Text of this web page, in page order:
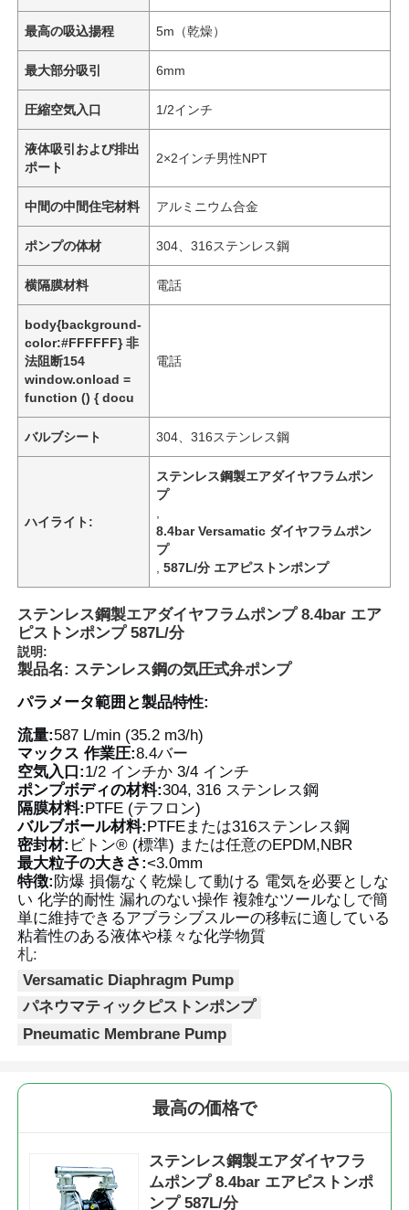
ホーム
製品
ビデオ
品質管理
最高の吸込揚程 5m（乾燥）
最大部分吸引 6mm
圧縮空気入口 1/2インチ
液体吸引および排出
ポート
2×2インチ男性NPT
中間の中間住宅材料 アルミニウム合金
ポンプの体材 304、316ステンレス鋼
横隔膜材料 電話
body{background-
color:#FFFFFF} 非
法阻断154
window.onload =
function () { docu
電話
バルブシート 304、316ステンレス鋼
ハイライト:
ステンレス鋼製エアダイヤフラムポン
プ
8.4bar Versamatic ダイヤフラムポン
プ
,587L/分 エアピストンポンプ
ステンレス鋼製エアダイヤフラムポンプ 8.4bar エア
ピストンポンプ 587L/分
説明:
製品名: ステンレス鋼の気圧式弁ポンプ
パラメータ範囲と製品特性:
流量:587 L/min (35.2 m3/h)
マックス 作業圧:8.4バー
空気入口:1/2 インチか 3/4 インチ
ポンプボディの材料:304, 316 ステンレス鋼
隔膜材料:PTFE (テフロン)
バルブボール材料:PTFEまたは316ステンレス鋼
密封材: ビトン® (標準) または任意のEPDM,NBR
最大粒子の大きさ:<3.0mm
特徴: 防爆 損傷なく乾燥して動ける 電気を必要としな
い 化学的耐性 漏れのない操作 複雑なツールなしで簡
単に維持できるアブラシブスルーの移転に適している
粘着性のある液体や様々な化学物質
札:
Versamatic Diaphragm Pump
パネウマティックピストンポンプ
Pneumatic Membrane Pump
最高の価格で
ステンレス鋼製エアダイヤフラ
ムポンプ 8.4bar エアピストンポ
ンプ 587L/分